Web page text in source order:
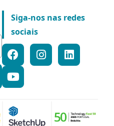
Siga-nos nas redes
sociais